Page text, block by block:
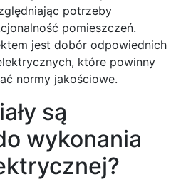
potrzeby
pomieszczeń.
jest dobór odpowiednich
które powinny
normy jakościowe.
są
wykonania